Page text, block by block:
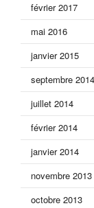
février 2017
mai 2016
janvier 2015
septembre 2014
juillet 2014
février 2014
janvier 2014
novembre 2013
octobre 2013